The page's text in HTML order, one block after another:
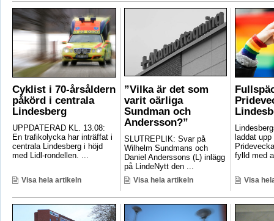
Cyklist i 70-årsåldern
påkörd i centrala
Lindesberg
UPPDATERAD KL. 13.08:
En trafikolycka har inträffat i
centrala Lindesberg i höjd
med Lidl-rondellen. ...
Visa hela artikeln
”Vilka är det som
varit oärliga
Sundman och
Andersson?”
SLUTREPLIK: Svar på
Wilhelm Sundmans och
Daniel Anderssons (L) inlägg
på LindeNytt den ...
Visa hela artikeln
laddat
fylld med
Visa